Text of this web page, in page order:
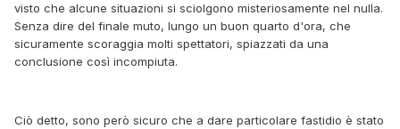
visto che alcune situazioni si sciolgono misteriosamente nel nulla.
Senza dire del finale muto, lungo un buon quarto d'ora, che
sicuramente scoraggia molti spettatori, spiazzati da una
conclusione così incompiuta.
Ciò detto, sono però sicuro che a dare particolare fastidio è stato